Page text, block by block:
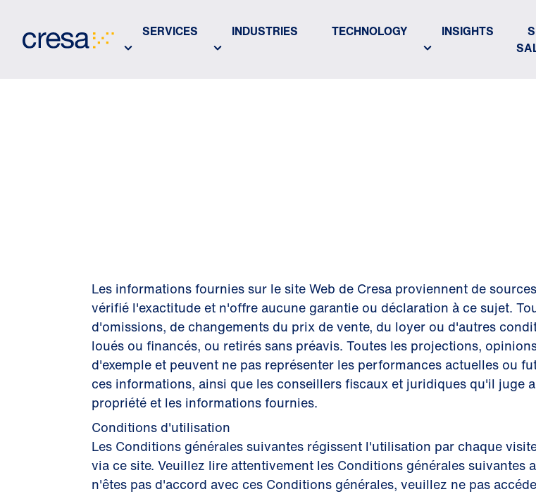
Main
SERVICES INDUSTRIES TECHNOLOGY INSIGHTS
Les informations fournies sur le site Web de Cresa proviennent de
vérifié l'exactitude et n'offre aucune garantie ou déclaration à ce sujet.
d'omissions, de changements du prix de vente, du loyer ou d'autres
loués ou financés, ou retirés sans préavis. Toutes les projections,
d'exemple et peuvent ne pas représenter les performances actuelles ou
ces informations, ainsi que les conseillers fiscaux et juridiques qu'il juge
propriété et les informations fournies.
Conditions d'utilisation
Les Conditions générales suivantes régissent l'utilisation par chaque
via ce site. Veuillez lire attentivement les Conditions générales suivantes
n'êtes pas d'accord avec ces Conditions générales, veuillez ne pas